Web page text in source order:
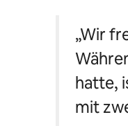
„Wir
Wä
hatte,
mit